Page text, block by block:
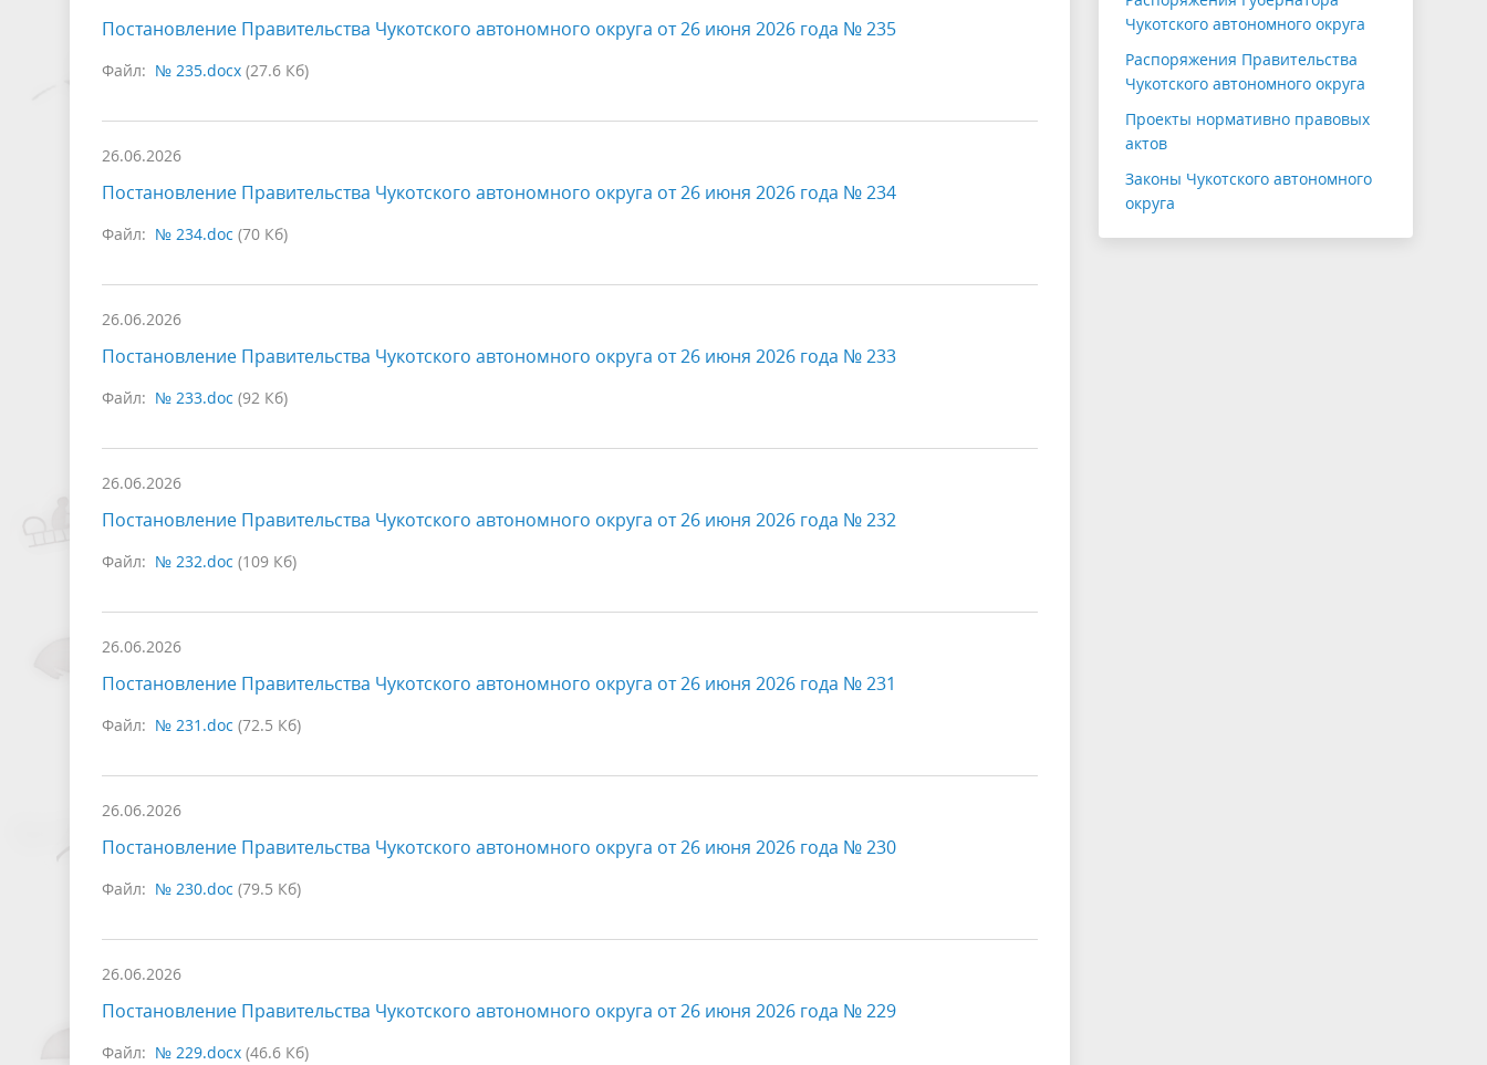
Постановление Правительства Чукотского автономного округа от 26 июня 2026 года № 235
Файл: № 235.docx (27.6 Кб)
26.06.2026
Постановление Правительства Чукотского автономного округа от 26 июня 2026 года № 234
Файл: № 234.doc (70 Кб)
26.06.2026
Постановление Правительства Чукотского автономного округа от 26 июня 2026 года № 233
Файл: № 233.doc (92 Кб)
26.06.2026
Постановление Правительства Чукотского автономного округа от 26 июня 2026 года № 232
Файл: № 232.doc (109 Кб)
26.06.2026
Постановление Правительства Чукотского автономного округа от 26 июня 2026 года № 231
Файл: № 231.doc (72.5 Кб)
26.06.2026
Постановление Правительства Чукотского автономного округа от 26 июня 2026 года № 230
Файл: № 230.doc (79.5 Кб)
26.06.2026
Постановление Правительства Чукотского автономного округа от 26 июня 2026 года № 229
Файл: № 229.docx (46.6 Кб)
Чукотского автономного округа
Распоряжения Правительства
Чукотского автономного округа
Проекты нормативно правовых
актов
Законы Чукотского автономного
округа